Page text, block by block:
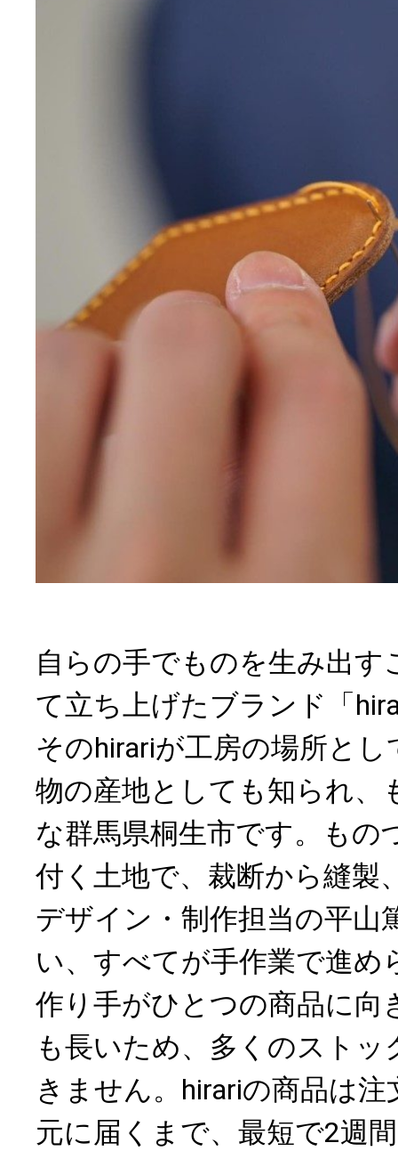
自らの手でものを生み出す
て立ち上げたブランド「
そのhirariが工房の場所と
物の産地としても知られ、
な群馬県桐生市です。もの
付く土地で、裁断から縫製
デザイン・制作担当の平山
い、すべてが手作業で進め
作り手がひとつの商品に向
も長いため、多くのスト
きません。hirariの商品は
元に届くまで、最短で2週